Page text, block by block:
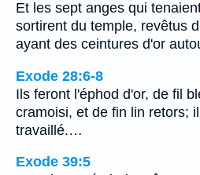
Et les sept anges qui
sortirent du temple, revêtus
ayant des ceintures d'or
Exode 28:6-8
Ils feront l'éphod d'or, de fil
cramoisi, et de fin lin retors;
travaillé.…
Exode 39:5